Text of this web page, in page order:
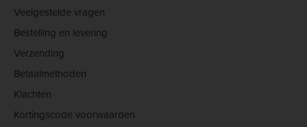
Veelgestelde vragen
Bestelling en levering
Verzending
Betaalmethoden
Klachten
Kortingscode voorwaarden